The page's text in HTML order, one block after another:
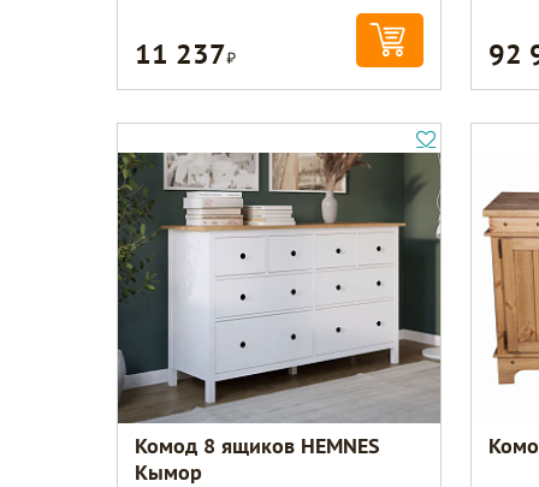
11 237Р 92
Комод 8 ящиков HEMNES
Кымор